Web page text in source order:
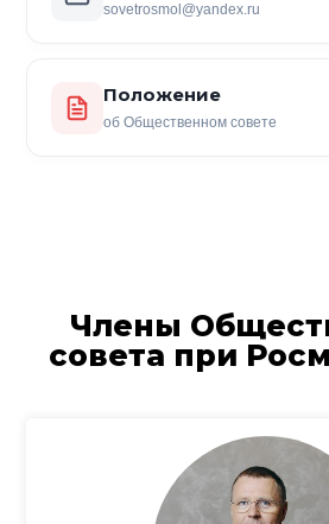
sovetrosmol@yandex.ru
Положение
об Общественном совете
Члены
совета при